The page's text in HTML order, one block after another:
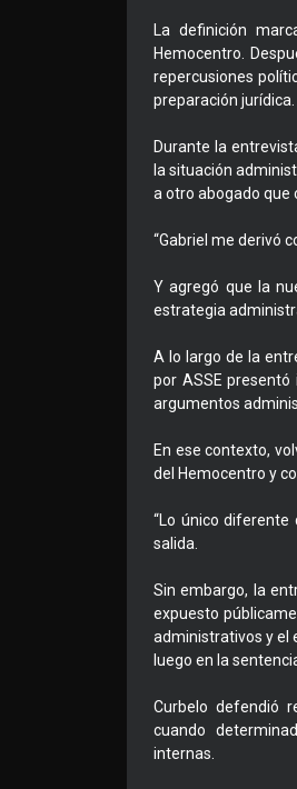
La definición
Hemocentro.
repercusiones
preparación jurídica.
Durante la
la situación
a otro abogado que
“Gabriel me derivó
Y agregó que la
estrategia
A lo largo de la
por ASSE
argumentos
En ese contexto,
del Hemocentro y
“Lo único
salida.
Sin embargo, la
expuesto
administrativos y el
luego en la
Curbelo defendió
cuando
internas.